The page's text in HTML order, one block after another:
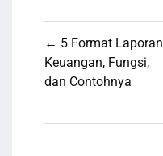
Navigasi
pos
← 5 Format Laporan
Keuangan, Fungsi,
dan Contohnya